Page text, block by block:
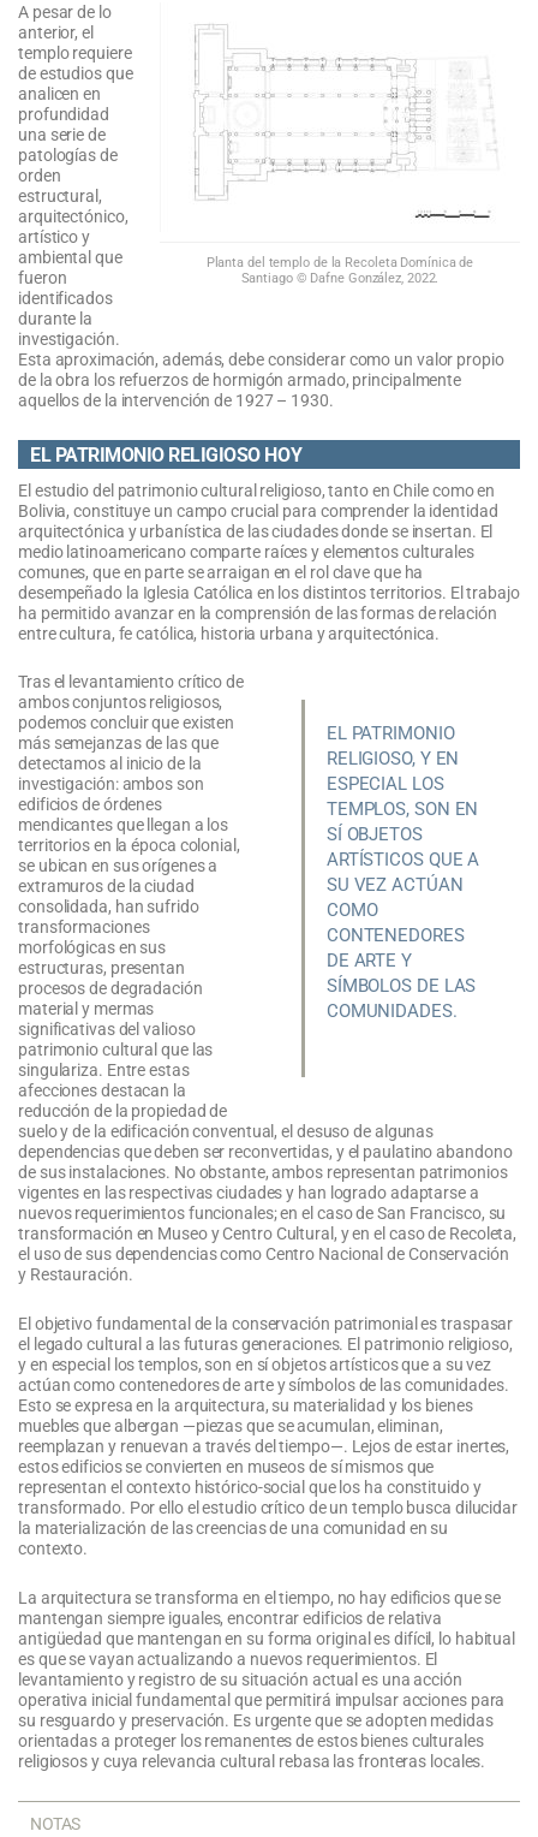
Planta del templo de la Recoleta Domínica de
Santiago © Dafne González, 2022.
A pesar de lo
anterior, el
templo requiere
de estudios que
analicen en
profundidad
una serie de
patologías de
orden
estructural,
arquitectónico,
artístico y
ambiental que
fueron
identificados
durante la
investigación.
Esta aproximación, además, debe considerar como un valor propio
de la obra los refuerzos de hormigón armado, principalmente
aquellos de la intervención de 1927 – 1930.
EL PATRIMONIO RELIGIOSO HOY
El estudio del patrimonio cultural religioso, tanto en Chile como en
Bolivia, constituye un campo crucial para comprender la identidad
arquitectónica y urbanística de las ciudades donde se insertan. El
medio latinoamericano comparte raíces y elementos culturales
comunes, que en parte se arraigan en el rol clave que ha
desempeñado la Iglesia Católica en los distintos territorios. El trabajo
ha permitido avanzar en la comprensión de las formas de relación
entre cultura, fe católica, historia urbana y arquitectónica.
EL PATRIMONIO
RELIGIOSO, Y EN
ESPECIAL LOS
TEMPLOS, SON EN
SÍ OBJETOS
ARTÍSTICOS QUE A
SU VEZ ACTÚAN
COMO
CONTENEDORES
DE ARTE Y
SÍMBOLOS DE LAS
COMUNIDADES.
Tras el levantamiento crítico de
ambos conjuntos religiosos,
podemos concluir que existen
más semejanzas de las que
detectamos al inicio de la
investigación: ambos son
edificios de órdenes
mendicantes que llegan a los
territorios en la época colonial,
se ubican en sus orígenes a
extramuros de la ciudad
consolidada, han sufrido
transformaciones
morfológicas en sus
estructuras, presentan
procesos de degradación
material y mermas
significativas del valioso
patrimonio cultural que las
singulariza. Entre estas
afecciones destacan la
reducción de la propiedad de
suelo y de la edificación conventual, el desuso de algunas
dependencias que deben ser reconvertidas, y el paulatino abandono
de sus instalaciones. No obstante, ambos representan patrimonios
vigentes en las respectivas ciudades y han logrado adaptarse a
nuevos requerimientos funcionales; en el caso de San Francisco, su
transformación en Museo y Centro Cultural, y en el caso de Recoleta,
el uso de sus dependencias como Centro Nacional de Conservación
y Restauración.
El objetivo fundamental de la conservación patrimonial es traspasar
el legado cultural a las futuras generaciones. El patrimonio religioso,
y en especial los templos, son en sí objetos artísticos que a su vez
actúan como contenedores de arte y símbolos de las comunidades.
Esto se expresa en la arquitectura, su materialidad y los bienes
muebles que albergan —piezas que se acumulan, eliminan,
reemplazan y renuevan a través del tiempo—. Lejos de estar inertes,
estos edificios se convierten en museos de sí mismos que
representan el contexto histórico-social que los ha constituido y
transformado. Por ello el estudio crítico de un templo busca dilucidar
la materialización de las creencias de una comunidad en su
contexto.
La arquitectura se transforma en el tiempo, no hay edificios que se
mantengan siempre iguales, encontrar edificios de relativa
antigüedad que mantengan en su forma original es difícil, lo habitual
es que se vayan actualizando a nuevos requerimientos. El
levantamiento y registro de su situación actual es una acción
operativa inicial fundamental que permitirá impulsar acciones para
su resguardo y preservación. Es urgente que se adopten medidas
orientadas a proteger los remanentes de estos bienes culturales
religiosos y cuya relevancia cultural rebasa las fronteras locales.
NOTAS